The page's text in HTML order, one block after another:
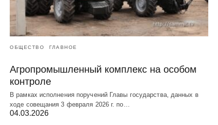
ОБЩЕСТВО ГЛАВНОЕ
Агропромышленный комплекс на особом
контроле
В рамках исполнения поручений Главы государства, данных в
ходе совещания 3 февраля 2026 г. по…
04.03.2026